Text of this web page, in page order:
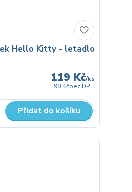
Hello Kitty - letadlo
119 Kč/ks
98 Kčbez DPH
Přidat do košíku